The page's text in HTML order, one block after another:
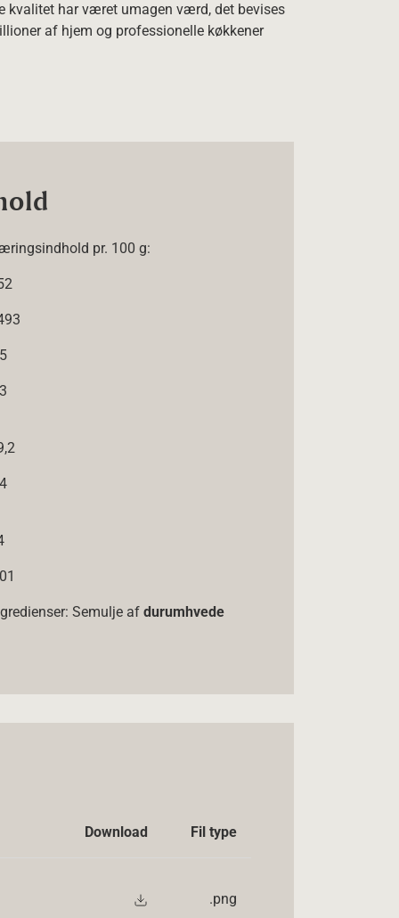
kvalitet har været umagen værd, det bevises
af hjem og professionelle køkkener
pr. 100 g:
Semulje afdurumhvede
Download Fil type
.png